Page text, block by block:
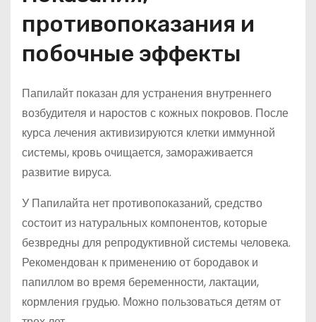
противопоказания и
побочные эффекты
Папилайт показан для устранения внутреннего
возбудителя и наростов с кожных покровов. После
курса лечения активизируются клетки иммунной
системы, кровь очищается, замораживается
развитие вируса.
У Папилайта нет противопоказаний, средство
состоит из натуральных компонентов, которые
безвредны для репродуктивной системы человека.
Рекомендован к применению от бородавок и
папиллом во время беременности, лактации,
кормления грудью. Можно пользоваться детям от